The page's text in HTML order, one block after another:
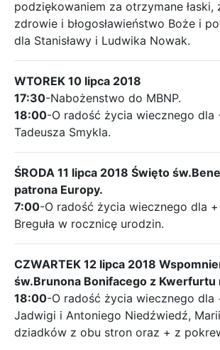
podziękowaniem za otrzymane łaski,
zdrowie i błogosławieństwo Boże i
dla Stanisławy i Ludwika Nowak.
WTOREK 10 lipca 2018
17:30-Nabożenstwo do MBNP.
18:00-O radość życia wiecznego dla
Tadeusza Smykla.
ŚRODA 11 lipca 2018 Święto
patrona Europy.
7:00-O radość życia wiecznego dla
Breguła w rocznicę urodzin.
CZWARTEK 12 lipca 2018
św.Brunona Bonifacego z Kwerfurtu
18:00-O radość życia wiecznego
Jadwigi i Antoniego Niedźwiedź,
dziadków z obu stron oraz + z